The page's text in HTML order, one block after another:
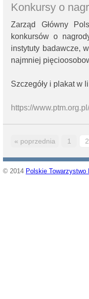
Konkursy o
Zarząd Główny
konkursów o
instytuty badawcze,
najmniej
Szczegóły i plakat w
https://
« poprzednia 1 2
© 2014 Polskie Towarzystwo